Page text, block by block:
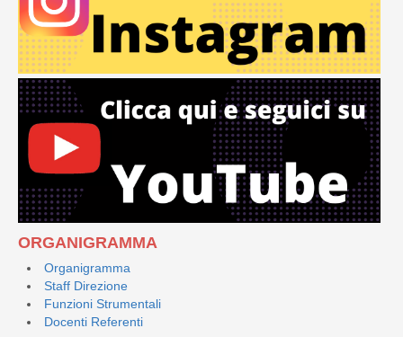
ORGANIGRAMMA
Organigramma
Staff Direzione
Funzioni Strumentali
Docenti Referenti